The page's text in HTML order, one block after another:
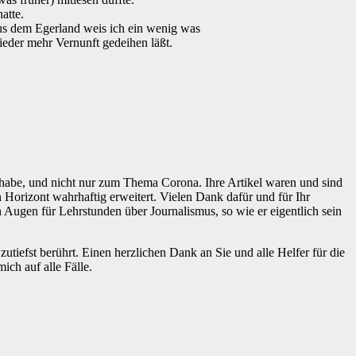
dem Egerland weis ich ein wenig was
mehr Vernunft gedeihen läßt.
und nicht nur zum Thema Corona. Ihre Artikel waren und sind
Horizont wahrhaftig erweitert. Vielen Dank dafür und für Ihr
für Lehrstunden über Journalismus, so wie er eigentlich sein
berührt. Einen herzlichen Dank an Sie und alle Helfer für die
auf alle Fälle.